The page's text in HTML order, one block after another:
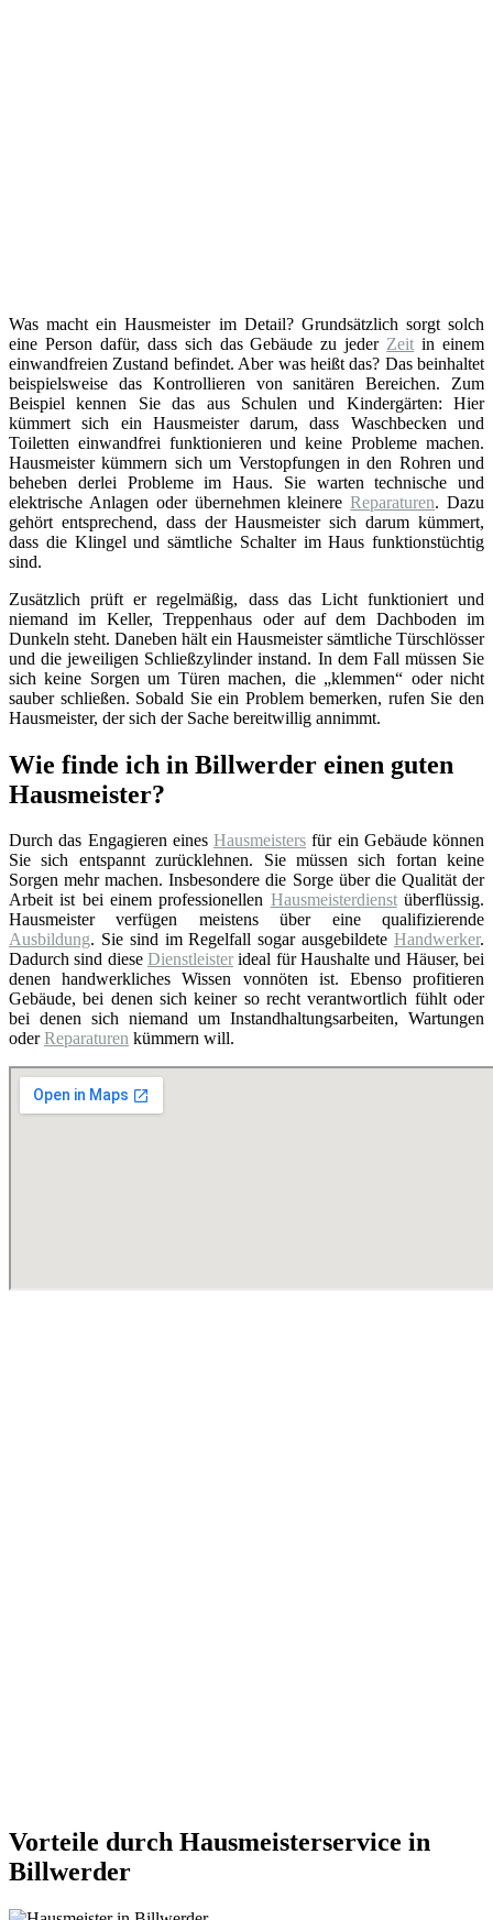
Was macht ein Hausmeister im Detail? Grundsätzlich sorgt solch
eine Person dafür, dass sich das Gebäude zu jeder Zeit in einem
einwandfreien Zustand befindet. Aber was heißt das? Das beinhaltet
beispielsweise das Kontrollieren von sanitären Bereichen. Zum
Beispiel kennen Sie das aus Schulen und Kindergärten: Hier
kümmert sich ein Hausmeister darum, dass Waschbecken und
Toiletten einwandfrei funktionieren und keine Probleme machen.
Hausmeister kümmern sich um Verstopfungen in den Rohren und
beheben derlei Probleme im Haus. Sie warten technische und
elektrische Anlagen oder übernehmen kleinereReparaturen. Dazu
gehört entsprechend, dass der Hausmeister sich darum kümmert,
dass die Klingel und sämtliche Schalter im Haus funktionstüchtig
sind.
Zusätzlich prüft er regelmäßig, dass das Licht funktioniert und
niemand im Keller, Treppenhaus oder auf dem Dachboden im
Dunkeln steht. Daneben hält ein Hausmeister sämtliche Türschlösser
und die jeweiligen Schließzylinder instand. In dem Fall müssen Sie
sich keine Sorgen um Türen machen, die „klemmen“ oder nicht
sauber schließen. Sobald Sie ein Problem bemerken, rufen Sie den
Hausmeister, der sich der Sache bereitwillig annimmt.
Wie finde ich in Billwerder einen guten
Hausmeister?
Durch das Engagieren eines Hausmeisters für ein Gebäude können
Sie sich entspannt zurücklehnen. Sie müssen sich fortan keine
Sorgen mehr machen. Insbesondere die Sorge über die Qualität der
Arbeit ist bei einem professionellen Hausmeisterdienstüberflüssig.
Hausmeister verfügen meistens über eine qualifizierende
Ausbildung. Sie sind im Regelfall sogar ausgebildete Handwerker.
Dadurch sind diese Dienstleister ideal für Haushalte und Häuser, bei
denen handwerkliches Wissen vonnöten ist. Ebenso profitieren
Gebäude, bei denen sich keiner so recht verantwortlich fühlt oder
bei denen sich niemand um Instandhaltungsarbeiten, Wartungen
oderReparaturen kümmern will.
Vorteile durch Hausmeisterservice in
Billwerder